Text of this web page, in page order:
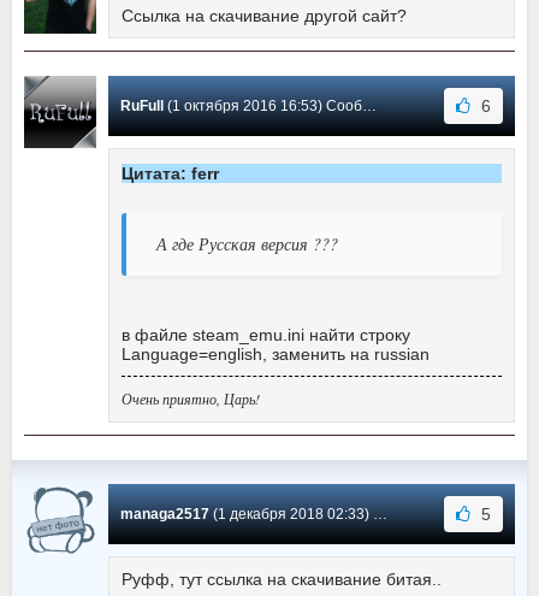
Ссылка на скачивание другой сайт?
RuFull (1 октября 2016 16:53) Сообщение #4 6
Цитата: ferr
А где Русская версия ???
в файле steam_emu.ini найти строку
Language=english, заменить на russian
Очень приятно, Царь!
managa2517(1 декабря 2018 02:33) Сообщение #3 5
Руфф, тут ссылка на скачивание битая..